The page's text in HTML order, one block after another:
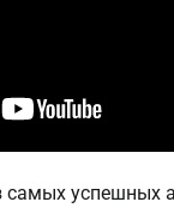
самых успешных